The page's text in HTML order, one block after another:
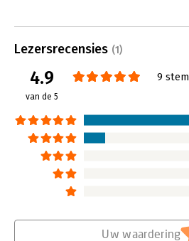
Lees verder
Lezersrecensies (1)
4.9
van de 5
9
Uw waardering